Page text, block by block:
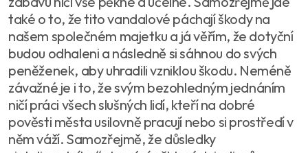
také o to, že tito vandalové páchají škody na
našem společném majetku a já věřím, že dotyční
budou odhaleni a následně si sáhnou do svých
peněženek, aby uhradili vzniklou škodu. Neméně
závažné je i to, že svým bezohledným jednáním
ničí práci všech slušných lidí, kteří na dobré
pověsti města usilovně pracují nebo si prostředí v
něm váží. Samozřejmě, že důsledky